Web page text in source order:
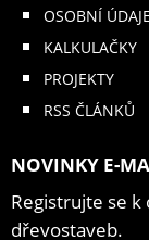
OSOBNÍ ÚDAJE
KALKULAČKY
PROJEKTY
RSS ČLÁNKŮ
NOVINKY E-
Registrujte se k
dřevostaveb.